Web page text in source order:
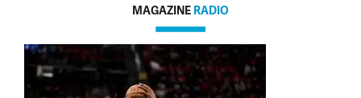
MAGAZINE RADIO